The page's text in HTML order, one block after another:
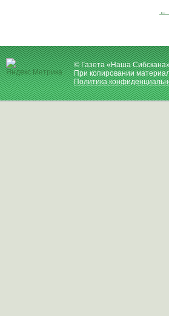
←
© Газета «Наша
При копировании
Политика